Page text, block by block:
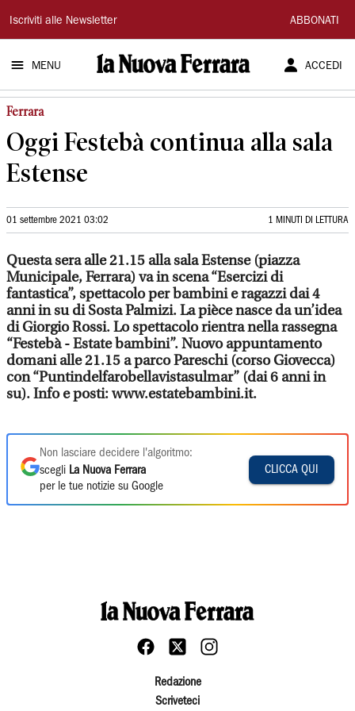
La
Nuova
Ferrara
Iscriviti alle Newsletter ABBONATI
MENU ACCEDI
Ferrara
Oggi Festebà continua alla sala
Estense
01 settembre 2021 03:02 1 MINUTI DI LETTURA
Questa sera alle 21.15 alla sala Estense (piazza
Municipale, Ferrara) va in scena “Esercizi di
fantastica”, spettacolo per bambini e ragazzi dai 4
anni in su di Sosta Palmizi. La pièce nasce da un’idea
di Giorgio Rossi. Lo spettacolo rientra nella rassegna
“Festebà - Estate bambini”. Nuovo appuntamento
domani alle 21.15 a parco Pareschi (corso Giovecca)
con “Puntindelfarobellavistasulmar” (dai 6 anni in
su). Info e posti: www.estatebambini.it.
Non lasciare decidere l'algoritmo:
scegli La Nuova Ferrara
per le tue notizie su Google
CLICCA QUI
Redazione
Scriveteci